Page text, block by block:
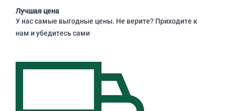
Лучшая цена
У нас самые выгодные цены. Не верите? Приходите к
нам и убедитесь сами